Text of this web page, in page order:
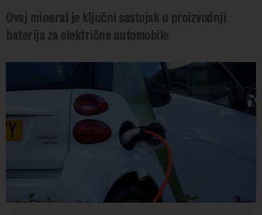
Ovaj mineral je ključni sastojak u proizvodnji
baterija za električne automobile